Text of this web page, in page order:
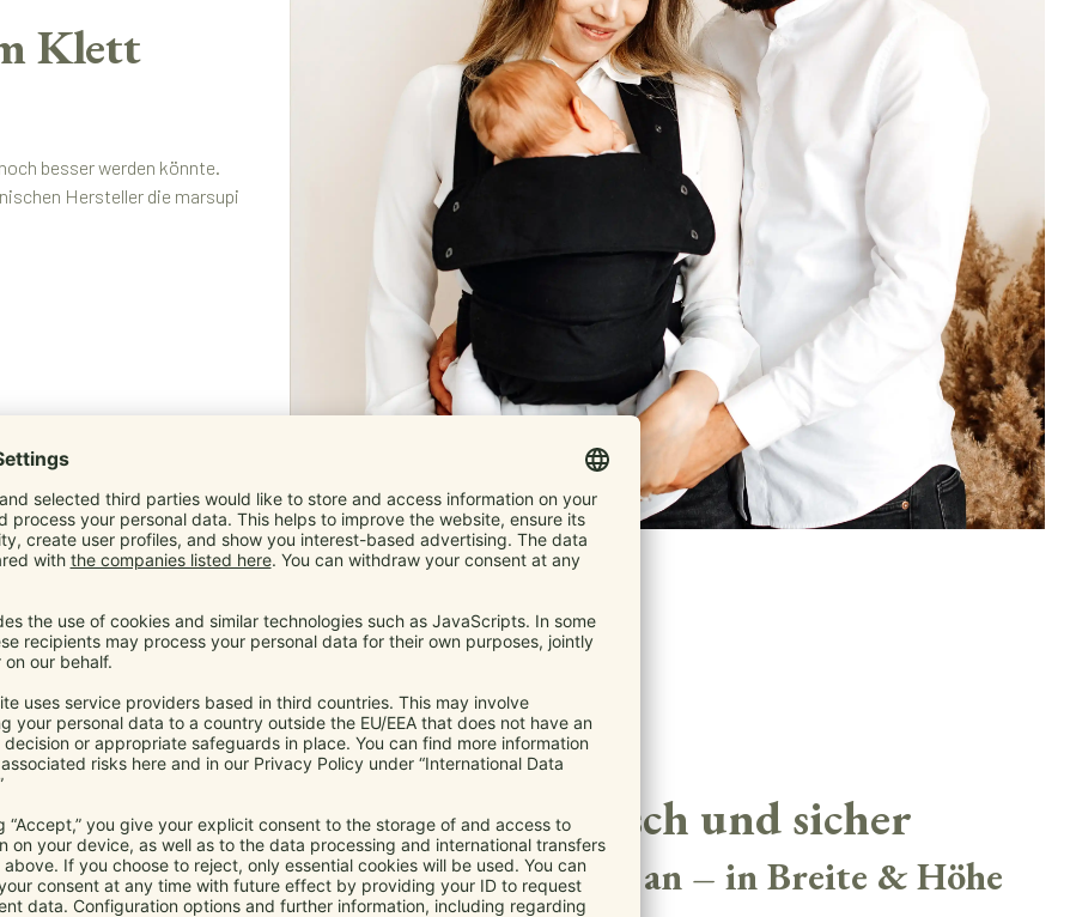
Klett
besser werden könnte.
Hersteller die marsupi
Ergonomisch und sicher
Passt sich stufenlos an – in Breite & Höhe